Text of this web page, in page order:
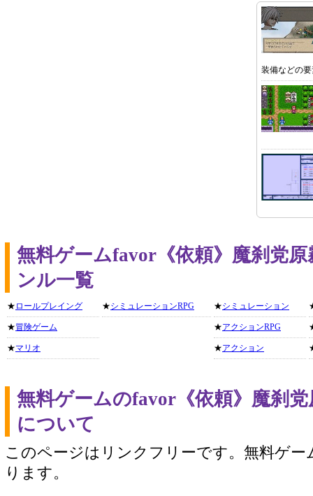
装備などの
無料ゲームfavor《依頼》魔刹党
ンル一覧
★ ロールプレイング
★冒険ゲーム
★マリオ
★シミュレーションRPG ★シミュレーション
★アクションRPG
★アクション
無料ゲームのfavor《依頼》魔刹
について
このページはリンクフリーです。無料ゲー
ります。